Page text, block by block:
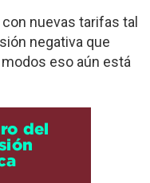
con nuevas tarifas tal
negativa que
eso aún está